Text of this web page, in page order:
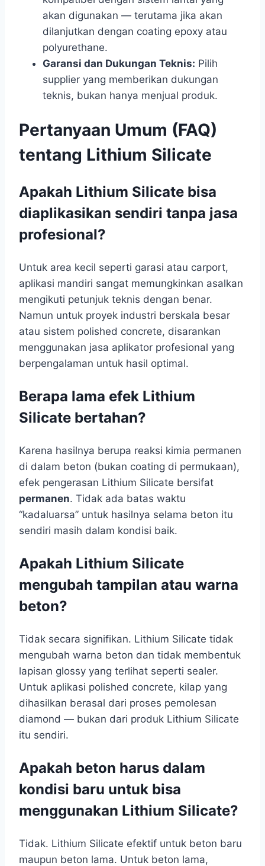
akan digunakan — terutama jika akan
dilanjutkan dengan coating epoxy atau
polyurethane.
Garansi dan Dukungan Teknis: Pilih
supplier yang memberikan dukungan
teknis, bukan hanya menjual produk.
Pertanyaan Umum (FAQ)
tentang Lithium Silicate
Apakah Lithium Silicate bisa
diaplikasikan sendiri tanpa jasa
profesional?
Untuk area kecil seperti garasi atau carport,
aplikasi mandiri sangat memungkinkan asalkan
mengikuti petunjuk teknis dengan benar.
Namun untuk proyek industri berskala besar
atau sistem polished concrete, disarankan
menggunakan jasa aplikator profesional yang
berpengalaman untuk hasil optimal.
Berapa lama efek Lithium
Silicate bertahan?
Karena hasilnya berupa reaksi kimia permanen
di dalam beton (bukan coating di permukaan),
efek pengerasan Lithium Silicate bersifat
permanen. Tidak ada batas waktu
“kadaluarsa” untuk hasilnya selama beton itu
sendiri masih dalam kondisi baik.
Apakah Lithium Silicate
mengubah tampilan atau warna
beton?
Tidak secara signifikan. Lithium Silicate tidak
mengubah warna beton dan tidak membentuk
lapisan glossy yang terlihat seperti sealer.
Untuk aplikasi polished concrete, kilap yang
dihasilkan berasal dari proses pemolesan
diamond — bukan dari produk Lithium Silicate
itu sendiri.
Apakah beton harus dalam
kondisi baru untuk bisa
menggunakan Lithium Silicate?
Tidak. Lithium Silicate efektif untuk beton baru
maupun beton lama. Untuk beton lama,